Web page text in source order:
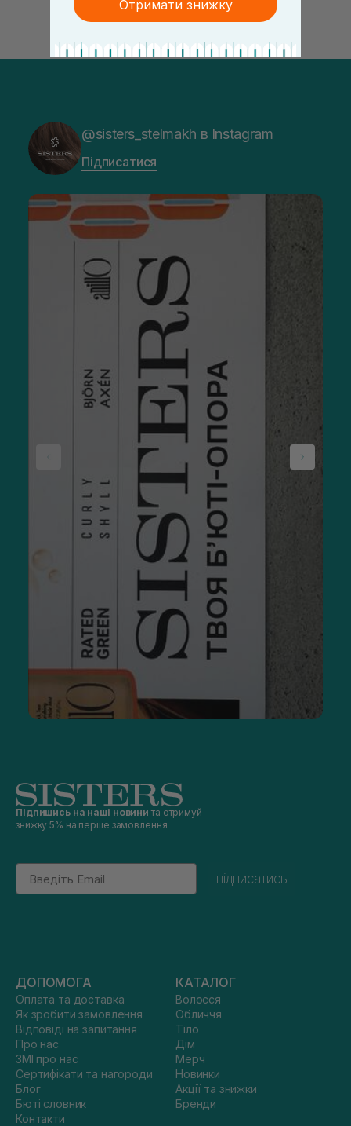
@sisters_stelmakh в Instagram
Підписатися
Підпишись на наші новини та отримуй
знижку 5% на перше замовлення
Email
підписатись
ДОПОМОГА
Оплата та доставка
Як зробити замовлення
Відповіді на запитання
Про нас
ЗМІ про нас
Сертифікати та нагороди
Блог
Бюті словник
Контакти
КАТАЛОГ
Волосся
Обличчя
Тіло
Дім
Мерч
Новинки
Акції та знижки
Бренди
Отримати знижку